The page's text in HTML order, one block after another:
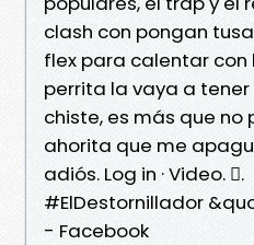
clash con pongan
flex para calentar con
perrita la vaya a tener
chiste, es más que no
ahorita que me
adiós. Log in · Video. 󱡘.
#ElDestornillador
- Facebook